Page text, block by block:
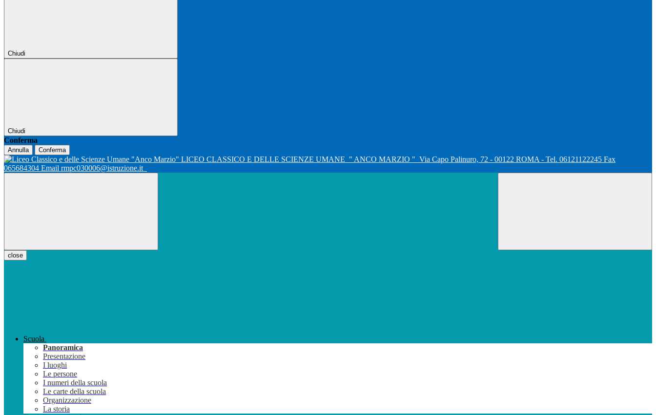
Chiudi
Chiudi
Conferma
Annulla Conferma
LICEO CLASSICO E DELLE SCIENZE UMANE " ANCO MARZIO " Via Capo Palinuro, 72 - 00122 ROMA - Tel. 06121122245 Fax
065684304 Email rmpc030006@istruzione.it
close
Scuola
Panoramica
Presentazione
I luoghi
Le persone
I numeri della scuola
Le carte della scuola
Organizzazione
La storia